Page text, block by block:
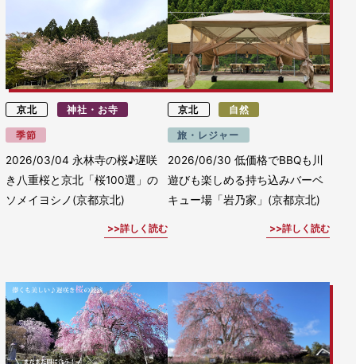
京北 神社・お寺
季節
2026/03/04 永林寺の桜♪遅咲
き八重桜と京北「桜100選」の
ソメイヨシノ(京都京北)
詳しく読む
京北 自然
旅・レジャー
2026/06/30 低価格でBBQも川
遊びも楽しめる持ち込みバーベ
キュー場「岩乃家」(京都京北)
詳しく読む